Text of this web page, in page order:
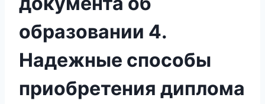
образовании 4.
Надежные способы
приобретения диплома